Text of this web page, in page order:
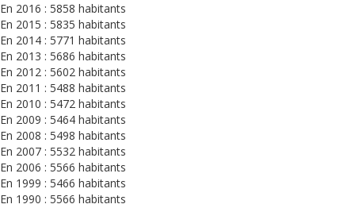
En 2016 : 5858 habitants
En 2015 : 5835 habitants
En 2014 : 5771 habitants
En 2013 : 5686 habitants
En 2012 : 5602 habitants
En 2011 : 5488 habitants
En 2010 : 5472 habitants
En 2009 : 5464 habitants
En 2008 : 5498 habitants
En 2007 : 5532 habitants
En 2006 : 5566 habitants
En 1999 : 5466 habitants
En 1990 : 5566 habitants